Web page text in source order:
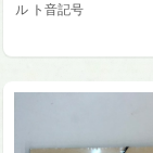
ル ト音記号